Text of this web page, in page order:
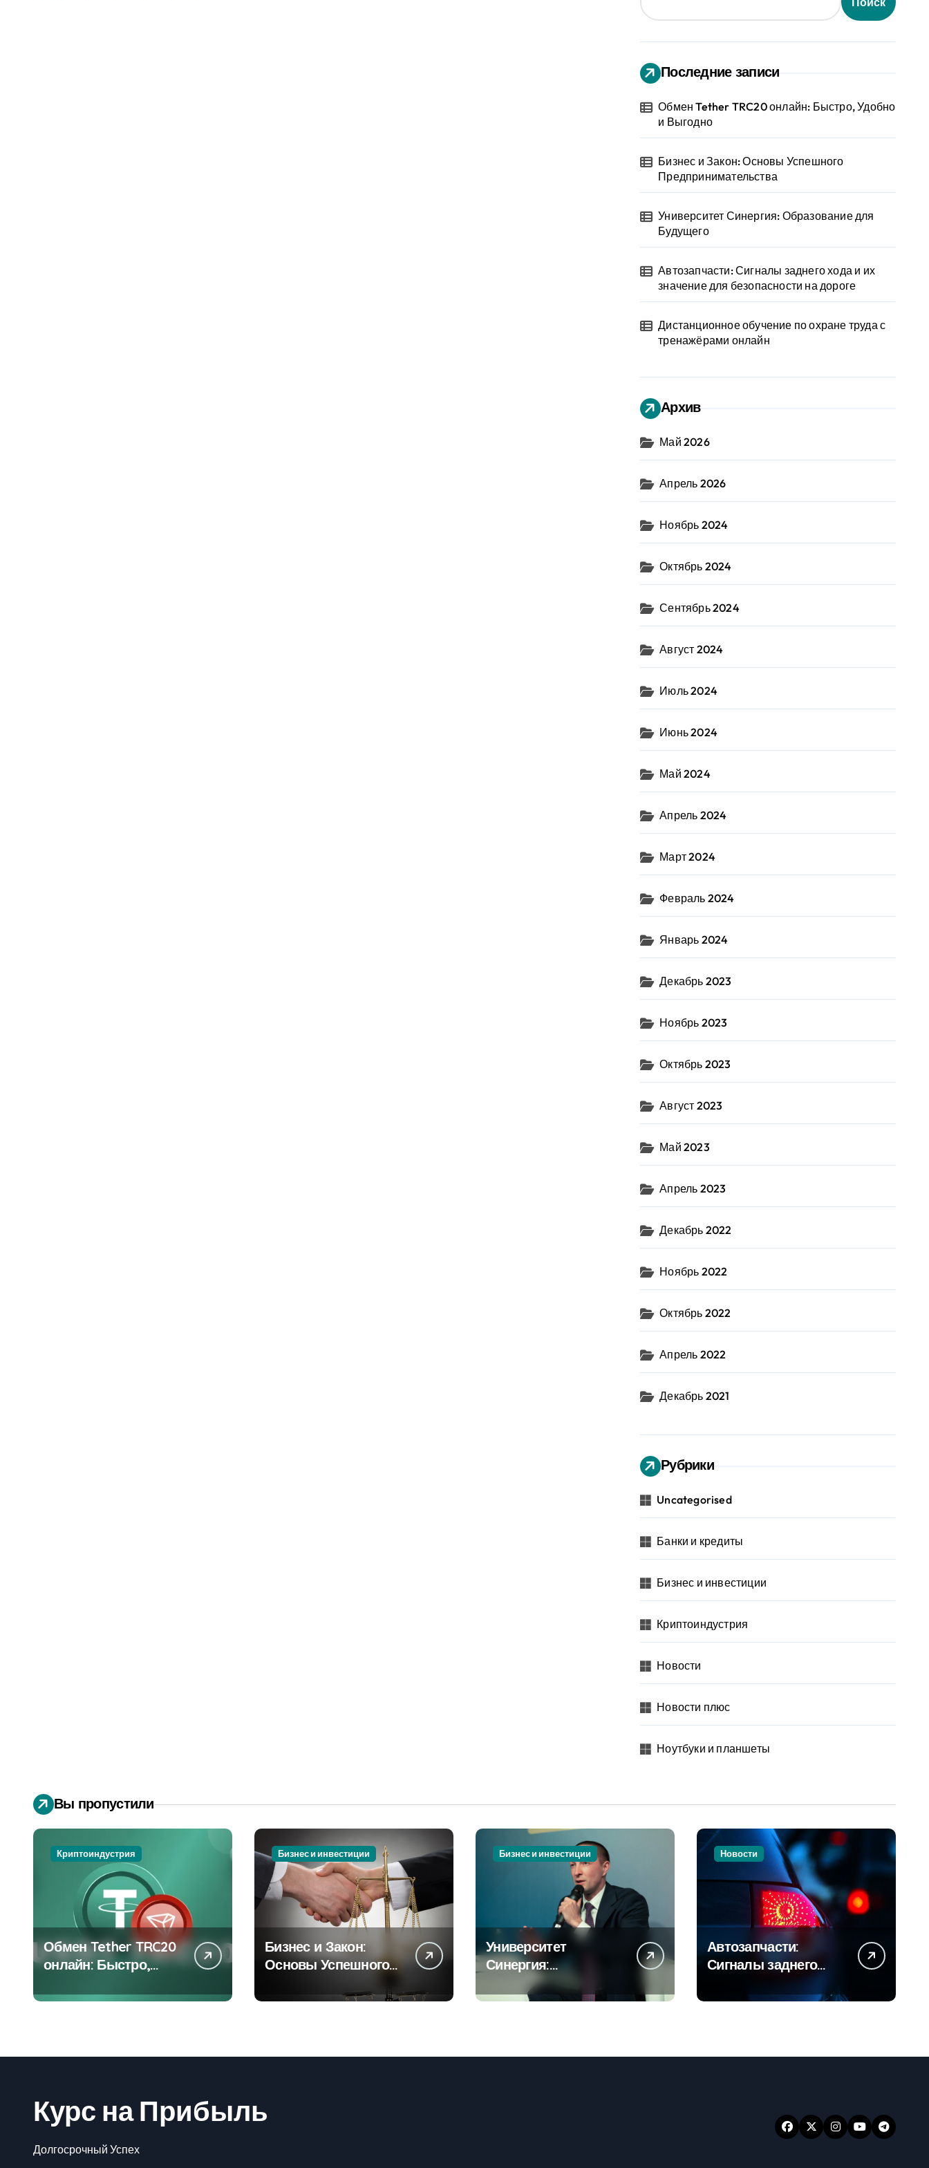
Последние записи
Обмен Tether TRC20 онлайн: Быстро, Удобно
и Выгодно
Бизнес и Закон: Основы Успешного
Предпринимательства
Университет Синергия: Образование для
Будущего
Автозапчасти: Сигналы заднего хода и их
значение для безопасности на дороге
Дистанционное обучение по охране труда с
тренажёрами онлайн
Архив
Май 2026
Апрель 2026
Ноябрь 2024
Октябрь 2024
Сентябрь 2024
Август 2024
Июль 2024
Июнь 2024
Май 2024
Апрель 2024
Март 2024
Февраль 2024
Январь 2024
Декабрь 2023
Ноябрь 2023
Октябрь 2023
Август 2023
Май 2023
Апрель 2023
Декабрь 2022
Ноябрь 2022
Октябрь 2022
Апрель 2022
Декабрь 2021
Рубрики
Uncategorised
Банки и кредиты
Бизнес и инвестиции
Криптоиндустрия
Новости
Новости плюс
Ноутбуки и планшеты
Вы пропустили
Криптоиндустрия
Обмен Tether TRC20
онлайн: Быстро,
Бизнес и инвестиции
Бизнес и Закон:
Основы Успешного
ва
Бизнес и инвестиции
Университет
Синергия:
Образование для
Будущего
Новости
Автозапчасти:
Сигналы заднего
хода и их значение
для безопасности на
Курс на Прибыль
Долгосрочный Успех